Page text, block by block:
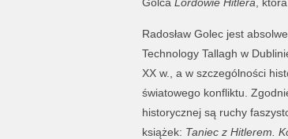
Radosław Golec jest
Technology Tallagh w
XX w., a w szczególności
światowego konfliktu.
historycznej są ruchy
książek: Taniec z Hitlerem.